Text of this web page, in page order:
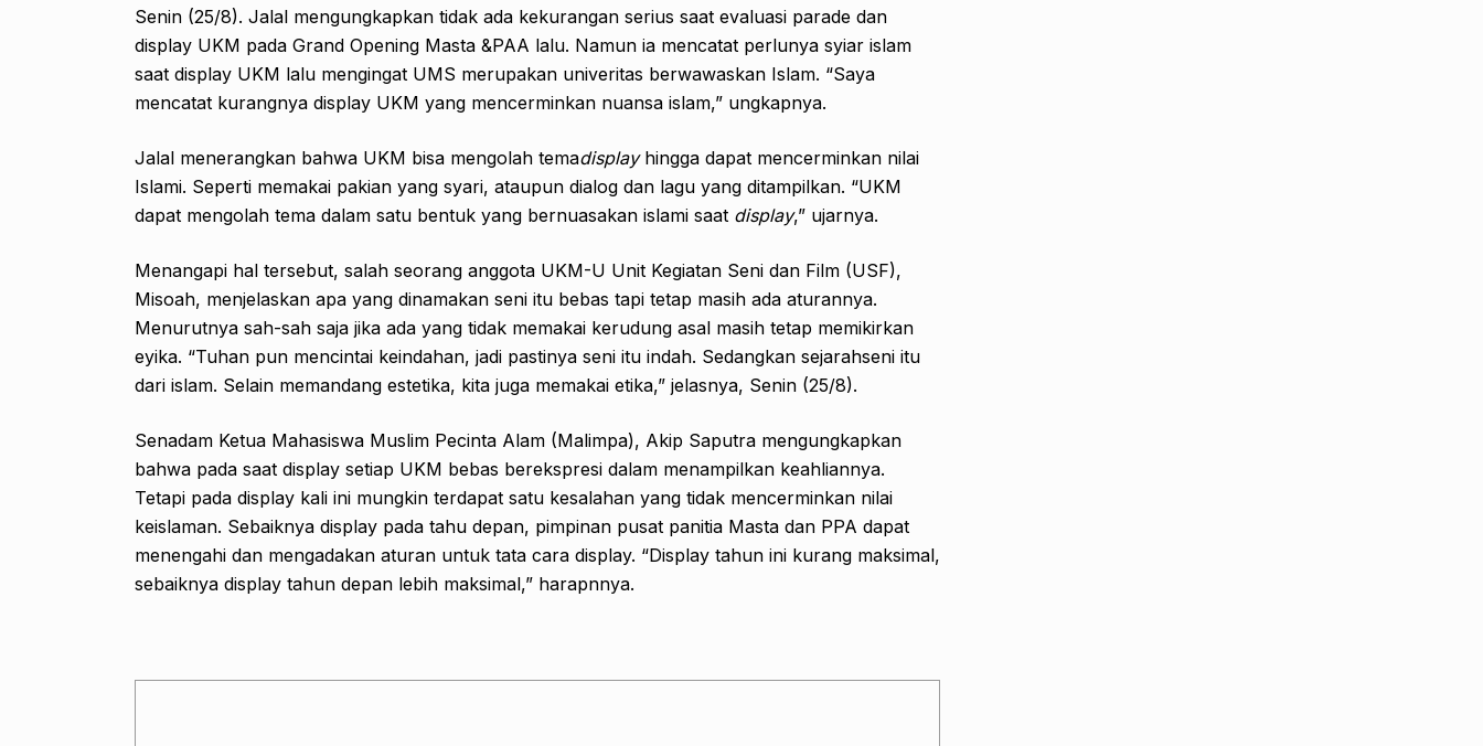
Senin (25/8). Jalal mengungkapkan tidak ada kekurangan serius saat evaluasi parade dan
display UKM pada Grand Opening Masta &PAA lalu. Namun ia mencatat perlunya syiar islam
saat display UKM lalu mengingat UMS merupakan univeritas berwawaskan Islam. “Saya
mencatat kurangnya display UKM yang mencerminkan nuansa islam,” ungkapnya.
Jalal menerangkan bahwa UKM bisa mengolah temadisplayhingga dapat mencerminkan nilai
Islami. Seperti memakai pakian yang syari, ataupun dialog dan lagu yang ditampilkan. “UKM
dapat mengolah tema dalam satu bentuk yang bernuasakan islami saat display,” ujarnya.
Menangapi hal tersebut, salah seorang anggota UKM-U Unit Kegiatan Seni dan Film (USF),
Misoah, menjelaskan apa yang dinamakan seni itu bebas tapi tetap masih ada aturannya.
Menurutnya sah-sah saja jika ada yang tidak memakai kerudung asal masih tetap memikirkan
eyika. “Tuhan pun mencintai keindahan, jadi pastinya seni itu indah. Sedangkan sejarahseni itu
dari islam. Selain memandang estetika, kita juga memakai etika,” jelasnya, Senin (25/8).
Senadam Ketua Mahasiswa Muslim Pecinta Alam (Malimpa), Akip Saputra mengungkapkan
bahwa pada saat display setiap UKM bebas berekspresi dalam menampilkan keahliannya.
Tetapi pada display kali ini mungkin terdapat satu kesalahan yang tidak mencerminkan nilai
keislaman. Sebaiknya display pada tahu depan, pimpinan pusat panitia Masta dan PPA dapat
menengahi dan mengadakan aturan untuk tata cara display. “Display tahun ini kurang maksimal,
sebaiknya display tahun depan lebih maksimal,” harapnnya.